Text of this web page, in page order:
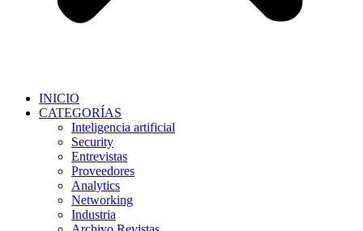
INICIO
CATEGORÍAS
Inteligencia artificial
Security
Entrevistas
Proveedores
Analytics
Networking
Industria